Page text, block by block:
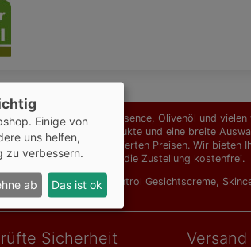
Vichy, Avène, Dermasence, Olivenöl und
Mittel, Naturheilprodukte und eine breite
Probleme zu reduzierten Preisen. Wir bieten
von 129,00 EUR ist die Zustellung kostenfrei.
Active, Eucerin AtopiControl Gesichtscreme,
Sicherheit
Einige von
uns helfen,
zu verbessern.
ab Das ist ok